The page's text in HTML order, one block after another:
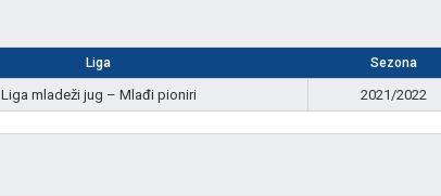
Liga Sezona
Liga mladeži jug – Mlađi pioniri 2021/2022